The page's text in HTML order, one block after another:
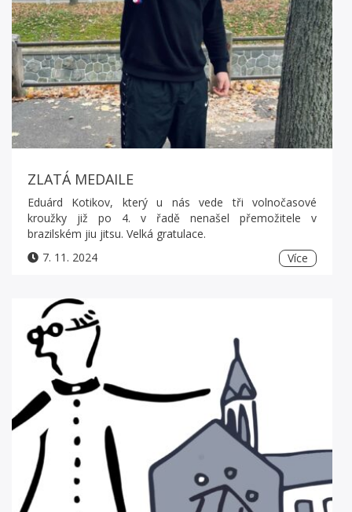
ZLATÁ MEDAILE
Eduárd Kotikov, který u nás vede tři volnočasové
kroužky již po 4. v řadě nenašel přemožitele v
brazilském jiu jitsu. Velká gratulace.
7. 11. 2024
Více